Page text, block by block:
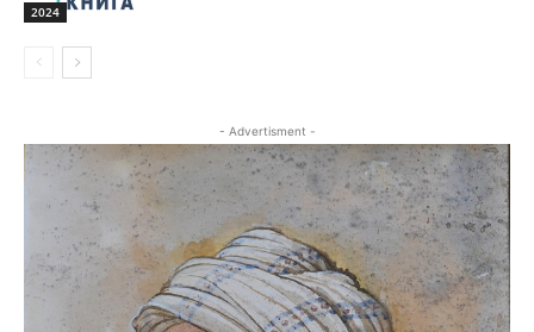
2024
- Advertisment -